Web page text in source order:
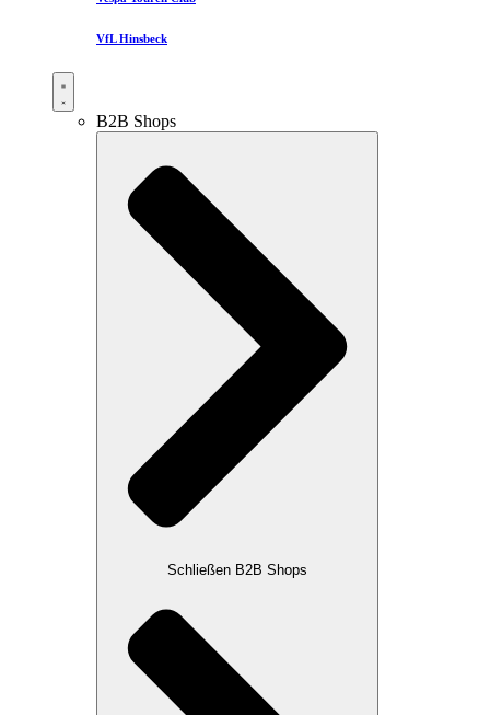
VfL Hinsbeck
B2B Shops
Schließen B2B Shops